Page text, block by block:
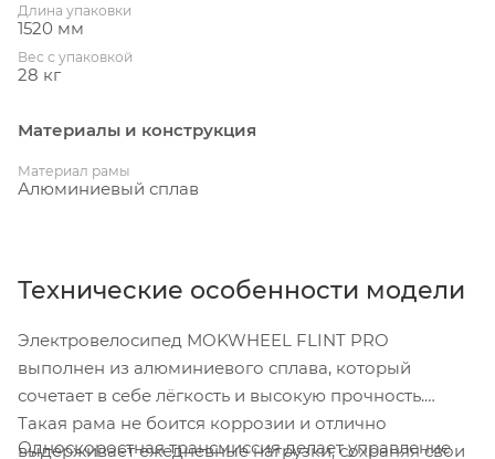
Длина упаковки
1520 мм
Вес с упаковкой
28 кг
Материалы и конструкция
Материал рамы
Алюминиевый сплав
Технические особенности модели
Электровелосипед MOKWHEEL FLINT PRO
выполнен из алюминиевого сплава, который
сочетает в себе лёгкость и высокую прочность.
Такая рама не боится коррозии и отлично
выдерживает ежедневные нагрузки, сохраняя свои
Односкоростная трансмиссия делает управление